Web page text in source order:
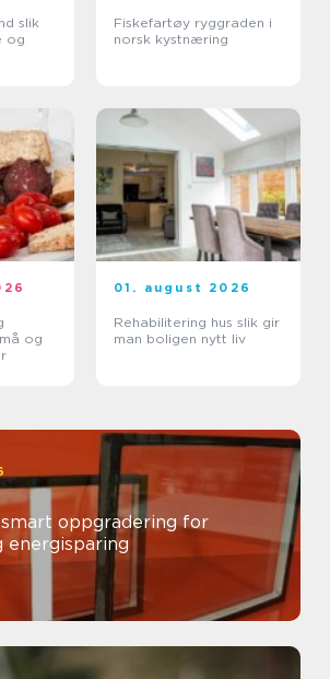
og
Fiskefartøy ryggraden i
norsk kystnæring
og
01. august 2026
Rehabilitering hus slik gir
man boligen nytt liv